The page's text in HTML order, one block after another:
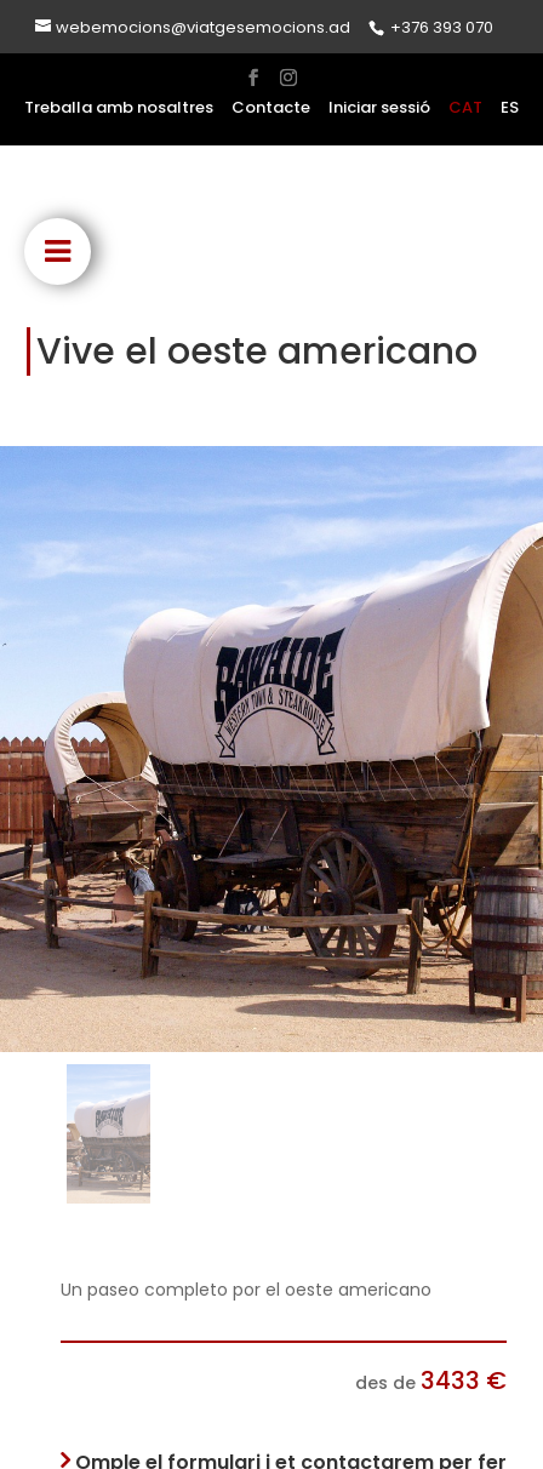
webemocions@viatgesemocions.ad +376 393 070
Treballa amb nosaltres Contacte Iniciar sessió CAT ES
Vive el oeste americano
Un paseo completo por el oeste americano
des de 3433 €
Omple el formulari i et contactarem per fer